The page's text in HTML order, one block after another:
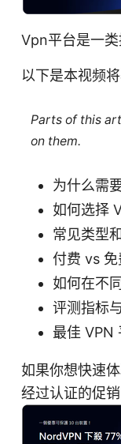
Vpn平台是一类
以下是本视频
Parts of this
on them.
为什么需
如何选择
常见类型
付费 vs
如何在不
评测指标
最佳 VPN
如果你想快速
经过认证的促